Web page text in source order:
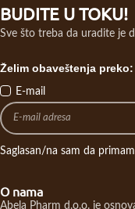
BUDITE U TOKU!
Sve što treba da uradite je
Želim obaveštenja preko:
E-mail
Saglasan/na sam da
O nama
Abela Pharm d.o.o. je